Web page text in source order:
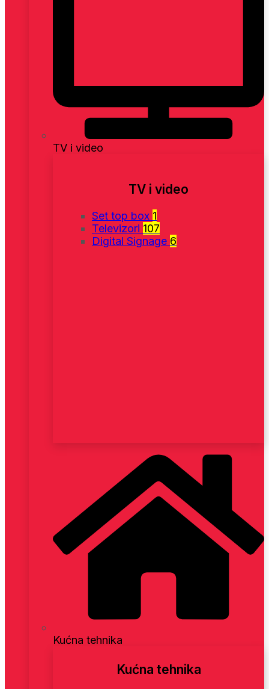
TV i video
TV i video
Set top box 1
Televizori 107
Digital Signage 6
Kućna tehnika
Kućna tehnika